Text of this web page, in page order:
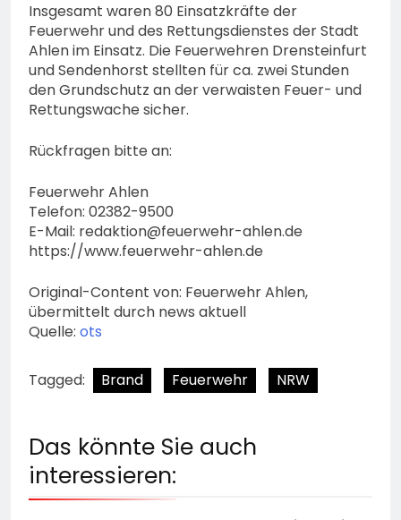
Insgesamt waren 80 Einsatzkräfte der
Feuerwehr und des Rettungsdienstes der Stadt
Ahlen im Einsatz. Die Feuerwehren Drensteinfurt
und Sendenhorst stellten für ca. zwei Stunden
den Grundschutz an der verwaisten Feuer- und
Rettungswache sicher.
Rückfragen bitte an:
Feuerwehr Ahlen
Telefon: 02382-9500
E-Mail: redaktion@feuerwehr-ahlen.de
https://www.feuerwehr-ahlen.de
Original-Content von: Feuerwehr Ahlen,
übermittelt durch news aktuell
Quelle: ots
Tagged: Brand Feuerwehr NRW
Das könnte Sie auch
interessieren: